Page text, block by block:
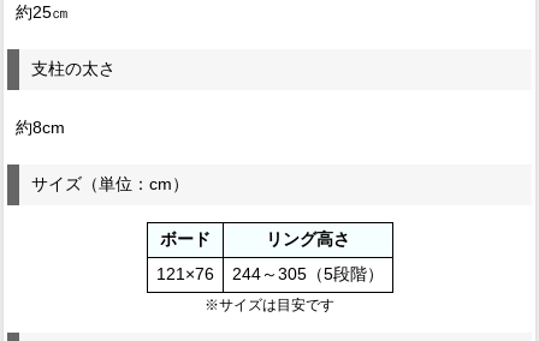
約25㎝
支柱の太さ
約8cm
サイズ（単位：cm）
ボード
リング高さ
121×76
244～305（5段階）
※サイズは目安です